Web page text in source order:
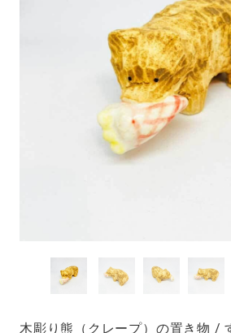
木彫り熊（クレープ）の置き物 /